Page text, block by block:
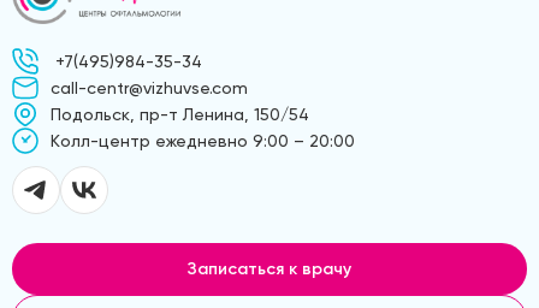
+7(495)984-35-34
call-centr@vizhuvse.com
Подольск, пр-т Ленина, 150/54
Kолл-центр ежедневно 9:00 – 20:00
Записаться к врачу